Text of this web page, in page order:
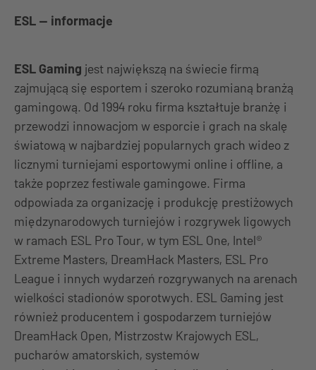
ESL — informacje
ESL Gaming jest największą na świecie firmą
zajmującą się esportem i szeroko rozumianą branżą
gamingową. Od 1994 roku firma kształtuje branżę i
przewodzi innowacjom w esporcie i grach na skalę
światową w najbardziej popularnych grach wideo z
licznymi turniejami esportowymi online i offline, a
także poprzez festiwale gamingowe. Firma
odpowiada za organizację i produkcję prestiżowych
międzynarodowych turniejów i rozgrywek ligowych
w ramach ESL Pro Tour, w tym ESL One, Intel®
Extreme Masters, DreamHack Masters, ESL Pro
League i innych wydarzeń rozgrywanych na arenach
wielkości stadionów sporotwych. ESL Gaming jest
również producentem i gospodarzem turniejów
DreamHack Open, Mistrzostw Krajowych ESL,
pucharów amatorskich, systemów